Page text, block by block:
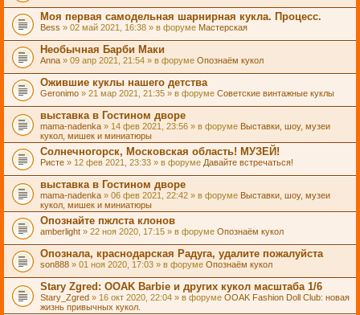
Моя первая самодельная шарнирная кукла. Процесс.
Bess » 02 май 2021, 16:38 » в форуме Мастерская
Необычная Барби Маки
Anna » 09 апр 2021, 21:54 » в форуме Опознаём кукол
Ожившие куклы нашего детства
Geronimo » 21 мар 2021, 21:35 » в форуме Советские винтажные куклы
выставка в Гостином дворе
mama-nadenka » 14 фев 2021, 23:56 » в форуме Выставки, шоу, музеи
кукол, мишек и миниатюры
Солнечногорск, Московская область! МУЗЕЙ!
Ристе » 12 фев 2021, 23:33 » в форуме Давайте встречаться!
выставка в Гостином дворе
mama-nadenka » 06 фев 2021, 22:42 » в форуме Выставки, шоу, музеи
кукол, мишек и миниатюры
Опознайте пжлста клонов
amberlight » 22 ноя 2020, 17:15 » в форуме Опознаём кукол
Опознала, краснодарская Радуга, удалите пожалуйста
son888 » 01 ноя 2020, 17:03 » в форуме Опознаём кукол
Stary Zgred: OOAK Barbie и других кукол масштаба 1/6
Stary_Zgred » 16 окт 2020, 22:04 » в форуме OOAK Fashion Doll Club: новая
жизнь привычных кукол.